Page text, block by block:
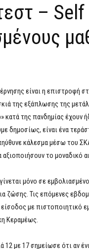
–
είναι η επιστροφή
της εξάπλωσης της
κατά της πανδημίας
δημοσίως, είναι ένα
κάλεσμα μέσω του
αξιοποιήσουν το μοναδικό
μόνο σε
ζώσης. Τις επόμενες
με πιστοποιητικό
Κεραμέως.
12 με 17 σημείωσε ότι αν